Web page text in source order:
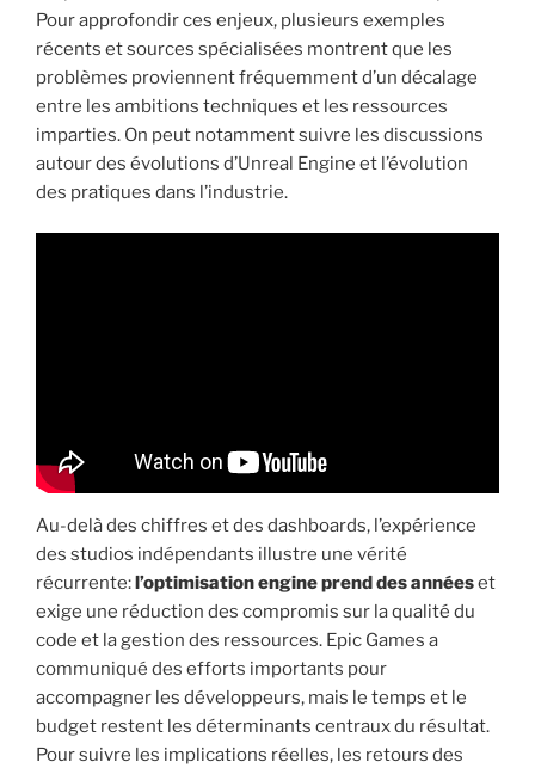
Pour approfondir ces enjeux, plusieurs exemples
récents et sources spécialisées montrent que les
problèmes proviennent fréquemment d’un décalage
entre les ambitions techniques et les ressources
imparties. On peut notamment suivre les discussions
autour des évolutions d’Unreal Engine et l’évolution
des pratiques dans l’industrie.
Au-delà des chiffres et des dashboards, l’expérience
des studios indépendants illustre une vérité
récurrente: l’optimisation engine prend des annéeset
exige une réduction des compromis sur la qualité du
code et la gestion des ressources. Epic Games a
communiqué des efforts importants pour
accompagner les développeurs, mais le temps et le
budget restent les déterminants centraux du résultat.
Pour suivre les implications réelles, les retours des